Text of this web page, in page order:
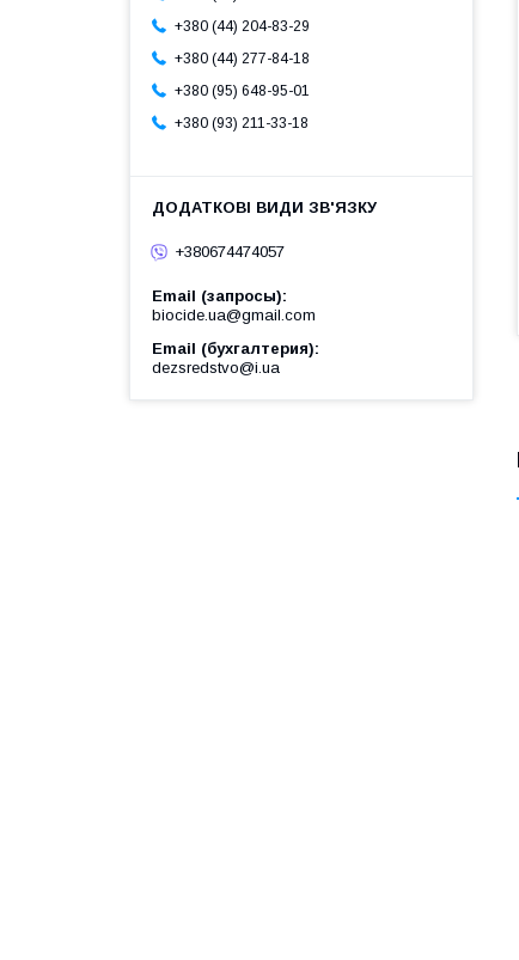
+380 (44) 204-83-29
+380 (44) 277-84-18
+380 (95) 648-95-01
+380 (93) 211-33-18
+380674474057
Email (запросы)
biocide.ua@gmail.com
Email (бухгалтерия)
dezsredstvo@i.ua